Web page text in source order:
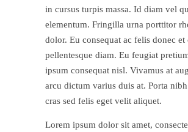
in cursus turpis massa. Id diam vel
elementum. Fringilla urna porttitor
dolor. Eu consequat ac felis donec et
pellentesque diam. Eu feugiat
ipsum consequat nisl. Vivamus at
arcu dictum varius duis at. Porta
cras sed felis eget velit aliquet.
Lorem ipsum dolor sit amet,